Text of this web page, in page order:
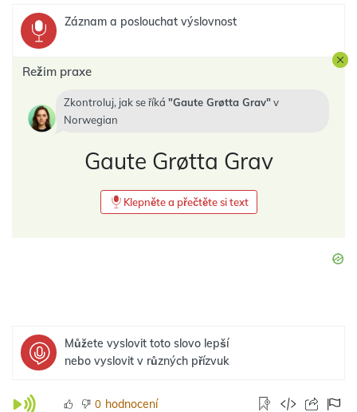
Záznam a poslouchat výslovnost
Režim praxe
Zkontroluj, jak se říká Gaute Grøtta Grav v
Norwegian
Gaute Grøtta Grav
Klepněte a přečtěte si text
Můžete vyslovit toto slovo lepší
nebo vyslovit v různých přízvuk
0 hodnocení